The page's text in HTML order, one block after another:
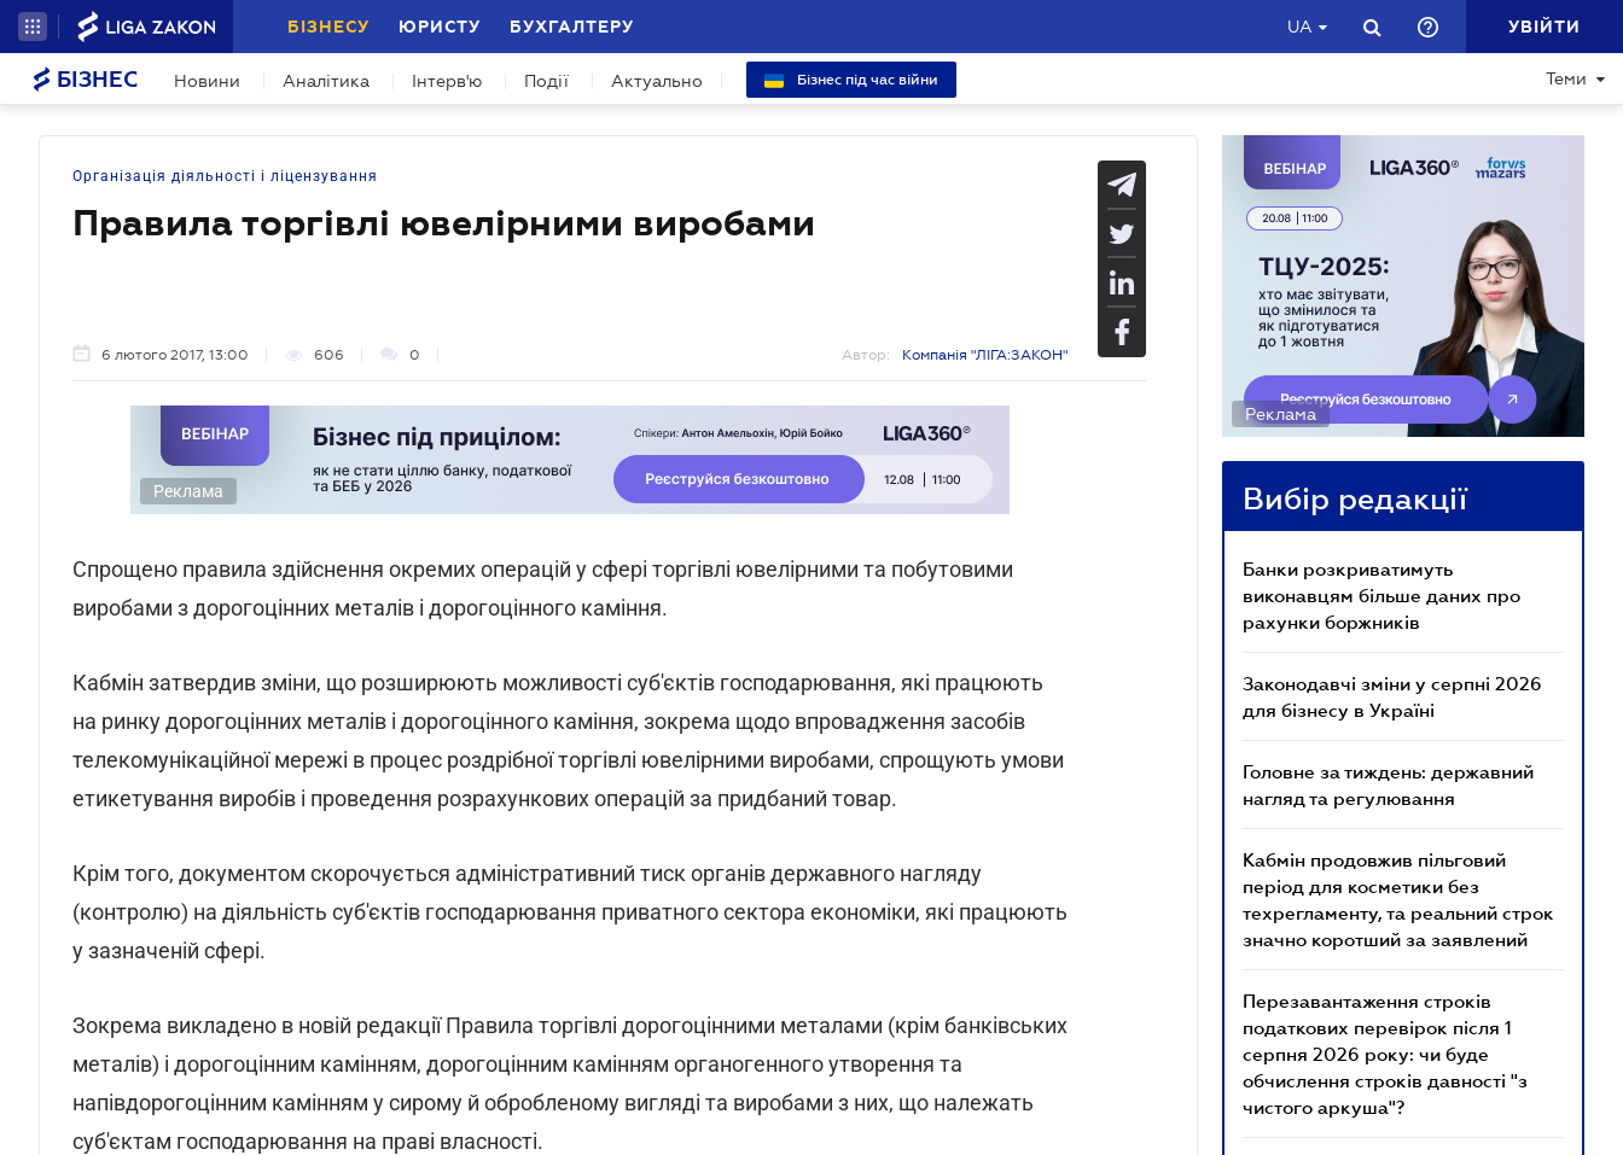
БІЗНЕСУ ЮРИСТУ БУХГАЛТЕРУ UA УВІЙТИ
БІЗНЕС Новини Аналітика Інтерв'ю Події Актуально Бізнес під час війни Теми
Організація діяльності і ліцензування
Правила торгівлі ювелірними виробами
6 лютого 2017, 13:00 606 0 Автор: Компанія "ЛІГА:ЗАКОН"
Реклама
Спрощено правила здійснення окремих операцій у сфері торгівлі ювелірними та побутовими
виробами з дорогоцінних металів і дорогоцінного каміння.
Кабмін затвердив зміни, що розширюють можливості суб'єктів господарювання, які працюють
на ринку дорогоцінних металів і дорогоцінного каміння, зокрема щодо впровадження засобів
телекомунікаційної мережі в процес роздрібної торгівлі ювелірними виробами, спрощують умови
етикетування виробів і проведення розрахункових операцій за придбаний товар.
Крім того, документом скорочується адміністративний тиск органів державного нагляду
(контролю) на діяльність суб'єктів господарювання приватного сектора економіки, які працюють
у зазначеній сфері.
Зокрема викладено в новій редакції Правила торгівлі дорогоцінними металами (крім банківських
металів) і дорогоцінним камінням, дорогоцінним камінням органогенного утворення та
напівдорогоцінним камінням у сирому й обробленому вигляді та виробами з них, що належать
суб'єктам господарювання на праві власності.
Реклама
Вибір редакції
Банки розкриватимуть
виконавцям більше даних про
рахунки боржників
Законодавчі зміни у серпні 2026
для бізнесу в Україні
Головне за тиждень: державний
нагляд та регулювання
Кабмін продовжив пільговий
період для косметики без
техрегламенту, та реальний строк
значно коротший за заявлений
Перезавантаження строків
податкових перевірок після 1
серпня 2026 року: чи буде
обчислення строків давності "з
чистого аркуша"?